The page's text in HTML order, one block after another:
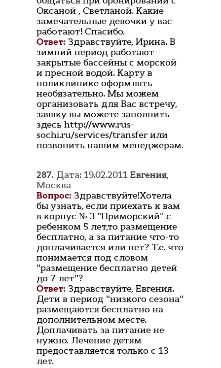
Оксаной , Светланой. Какие
замечательные девочки у вас
работают! Спасибо.
Ответ: Здравствуйте, Ирина. В
зимний период работают
закрытые бассейны с морской
и пресной водой. Карту в
поликлинике оформлять
необязательно. Мы можем
организовать для Вас встречу,
заявку вы можете заполнить
здесь http://www.rus-
sochi.ru/services/transfer или
позвонить нашим менеджерам.
287. Дата: 19.02.2011 Евгения,
Москва
Вопрос: Здравствуйте!Хотела
бы узнать, если приехать к вам
в корпус № 3 "Приморский" с
ребенком 5 лет,то размещение
бесплатно, а за питание что-то
доплачивается или нет? Т.е. что
понимается под словом
"размещение бесплатно детей
до 7 лет"?
Ответ: Здравствуйте, Евгения.
Дети в период "низкого сезона"
размещаются бесплатно на
дополнительном месте.
Доплачивать за питание не
нужно. Лечение детям
предоставляется только с 13
лет.